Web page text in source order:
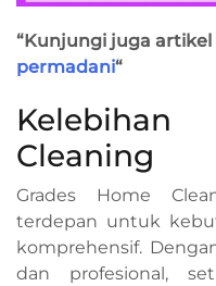
“Kunjungi juga
permadani“
Kelebihan
Cleaning
Grades Home
terdepan untuk
komprehensif.
dan profesional,